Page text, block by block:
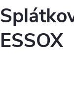
ESSOX